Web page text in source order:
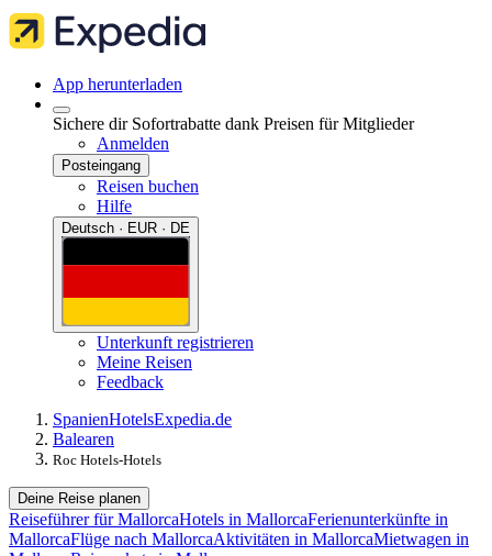
App herunterladen
Sichere dir Sofortrabatte dank Preisen für Mitglieder
Anmelden
Posteingang
Reisen buchen
Hilfe
Deutsch · EUR · DE
Unterkunft registrieren
Meine Reisen
Feedback
SpanienHotelsExpedia.de
Balearen
Roc Hotels-Hotels
Deine Reise planen
Reiseführer für MallorcaHotels in MallorcaFerienunterkünfte in
MallorcaFlüge nach MallorcaAktivitäten in MallorcaMietwagen in